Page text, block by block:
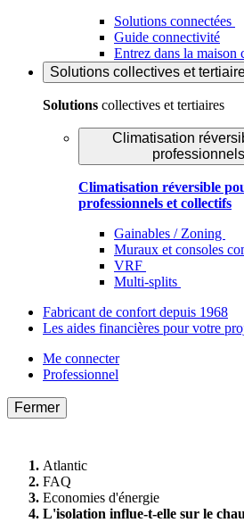
Solutions connectées
Guide connectivité
Entrez dans la maison
Solutions collectives et
Solutions collectives et tertiaires
Climatisation
Climatisation réversible
professionnels et collectifs
Gainables / Zoning
Muraux et consoles
VRF
Multi-splits
Fabricant de confort depuis 1968
Les aides financières pour votre
Me connecter
Professionnel
Fermer
Atlantic
FAQ
Economies d'énergie
L'isolation influe-t-elle sur le